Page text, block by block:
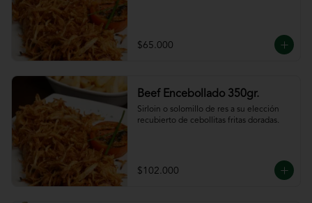
$65.000
Beef Encebollado 350gr.
Sirloin o solomillo de res a su elección
recubierto de cebollitas fritas doradas.
$102.000